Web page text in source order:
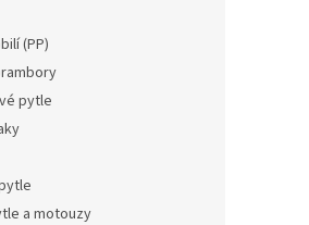
(PP)
pytle
a motouzy